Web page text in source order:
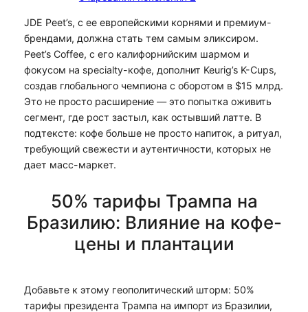
JDE Peet’s, с ее европейскими корнями и премиум-
брендами, должна стать тем самым эликсиром.
Peet’s Coffee, с его калифорнийским шармом и
фокусом на specialty-кофе, дополнит Keurig’s K-Cups,
создав глобального чемпиона с оборотом в $15 млрд.
Это не просто расширение — это попытка оживить
сегмент, где рост застыл, как остывший латте. В
подтексте: кофе больше не просто напиток, а ритуал,
требующий свежести и аутентичности, которых не
дает масс-маркет.
50% тарифы Трампа на
Бразилию: Влияние на кофе-
цены и плантации
Добавьте к этому геополитический шторм: 50%
тарифы президента Трампа на импорт из Бразилии,